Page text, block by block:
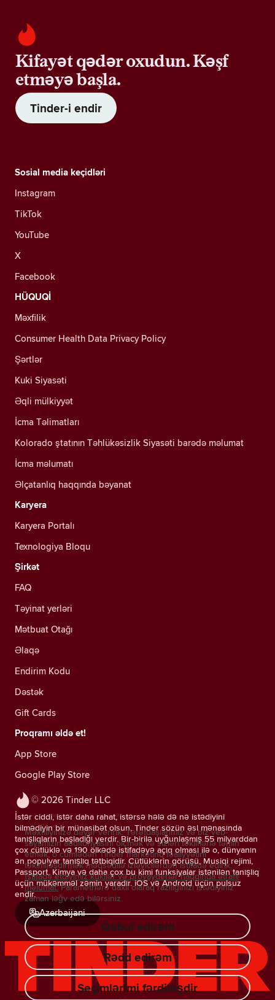
Kifayət qədər oxudun. Kəşf
etməyə başla.
Tinder-i endir
© 2026 Tinder LLC
İstər ciddi, istər daha rahat, istərsə hələ də nə istədiyini
bilmədiyin bir münasibət olsun, Tinder sözün əsl mənasında
tanışlıqların başladığı yerdir. Bir-birilə uyğunlaşmış 55 milyarddan
çox cütlüklə və 190 ölkədə istifadəyə açıq olması ilə o, dünyanın
ən populyar tanışlıq tətbiqidir. Cütlüklərin görüşü, Musiqi rejimi,
Passport, Kimya və daha çox bu kimi funksiyalar istənilən tanışlıq
üçün mükəmməl zəmin yaradır. iOS və Android üçün pulsuz
endir.
Azerbaijani
Sosial media keçidləri
Instagram
TikTok
YouTube
X
Facebook
HÜQUQİ
Məxfilik
Consumer Health Data Privacy Policy
Şərtlər
Kuki Siyasəti
Əqli mülkiyyət
İcma Təlimatları
Kolorado ştatının Təhlükəsizlik Siyasəti barədə məlumat
İcma məlumatı
Əlçatanlıq haqqında bəyanat
Karyera
Karyera Portalı
Texnologiya Bloqu
Şirkət
FAQ
Təyinat yerləri
Mətbuat Otağı
Əlaqə
Endirim Kodu
Dəstək
Gift Cards
Proqramı əldə et!
App Store
Google Play Store
Məxfiliyinizə dəyər veririk. Tərəfdaşlarımız və biz veb-
saytımızın auditoriyasını ölçmək və sizləri təkliflərlə təmin
etmək, o cümlədən Tinder marketinq fəaliyyətini
təkimlləşdirmək məqsədilə izləyicilərdən istifadə edirik.
İstifadə etdiyimiz kukilər və provayderlər haqqında ətraflı
məlumat. Parametrlərə daxil olaraq razılığınızı istədiyiniz
zaman ləğv edə bilərsiniz.
Qəbul edirəm
Rədd edirəm
Seçimlərimi fərdiləşdir